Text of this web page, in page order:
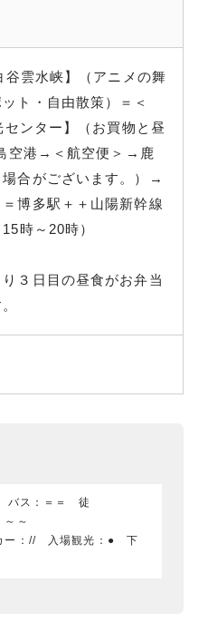
雲水峡】（アニメの舞
ト・自由散策）＝＜
ンター】（お買物と昼
空港→＜航空便＞→鹿
合がございます。）→
博多駅＋＋山陽新幹線
時～20時）
３日目の昼食がお弁当
ス：＝＝ 徒
～
ー：// 入場観光：● 下